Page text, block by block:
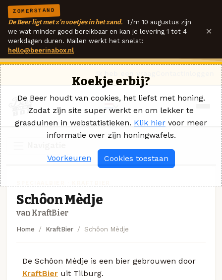
ZOMERSTAND
De Beer ligt met z'n voetjes in het zand. T/m 10 augustus zijn
we wat minder goed bereikbaar en kan je levering 1 tot 4
werkdagen duren. Mailen werkt het snelst:
hello@beerinabox.nl
×
Schôon Mèdje
van KraftBier
Home KraftBier Schôon Mèdje
De Schôon Mèdje is een bier gebrouwen door
KraftBier uit Tilburg.
Koekje erbij?
De Beer houdt van cookies, het liefst met honing.
Zodat zijn site super werkt en om lekker te
grasduinen in webstatistieken. Klik hier voor meer
informatie over zijn honingwafels.
Voorkeuren Cookies toestaan